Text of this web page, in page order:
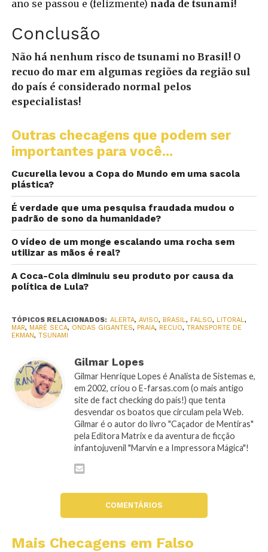
ano se passou e (felizmente) nada de tsunami!
Conclusão
Não há nenhum risco de tsunami no Brasil! O
recuo do mar em algumas regiões da região sul
do país é considerado normal pelos
especialistas!
Outras checagens que podem ser
importantes para você...
Cucurella levou a Copa do Mundo em uma sacola
plástica?
É verdade que uma pesquisa fraudada mudou o
padrão de sono da humanidade?
O vídeo de um monge escalando uma rocha sem
utilizar as mãos é real?
A Coca-Cola diminuiu seu produto por causa da
política de Lula?
TÓPICOS RELACIONADOS: ALERTA, AVISO, BRASIL, FALSO, LITORAL,
MAR, MARÉ SECA, ONDAS GIGANTES, PRAIA, RECUO, TRANSPORTE DE
EKMAN, TSUNAMI
Gilmar Lopes
Gilmar Henrique Lopes é Analista de Sistemas e,
em 2002, criou o E-farsas.com (o mais antigo
site de fact checking do país!) que tenta
desvendar os boatos que circulam pela Web.
Gilmar é o autor do livro "Caçador de Mentiras"
pela Editora Matrix e da aventura de ficção
infantojuvenil "Marvin e a Impressora Mágica"!
COMENTÁRIOS
Mais Checagens em Falso